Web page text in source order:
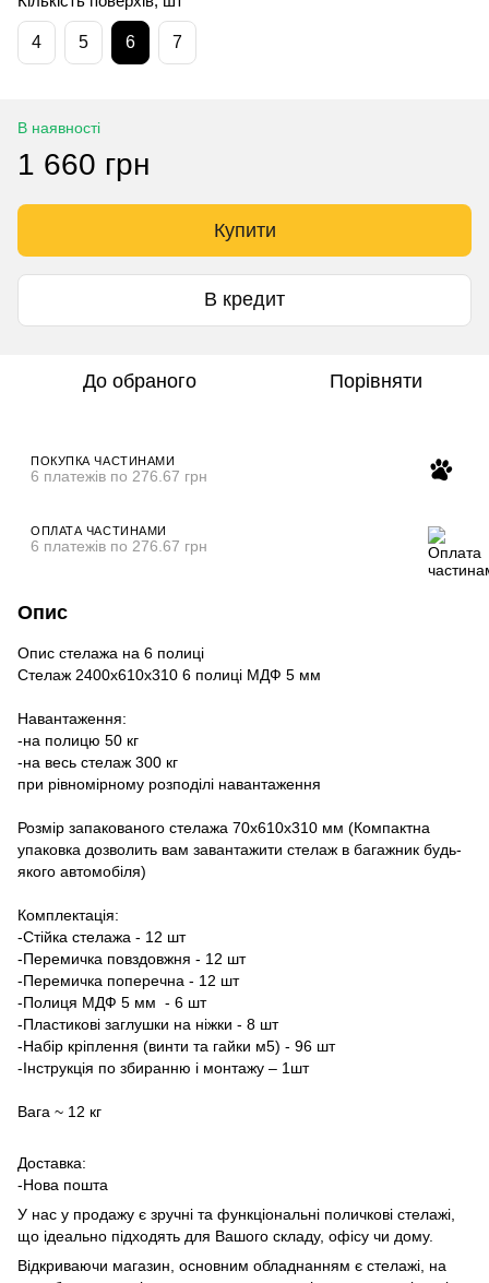
4 5 6 7
В наявності
1 660 грн
Купити
В кредит
До обраного Порівняти
ПОКУПКА ЧАСТИНАМИ
6 платежів по 276.67 грн
ОПЛАТА ЧАСТИНАМИ
6 платежів по 276.67 грн
Опис
Опис стелажа на 6 полиці
Стелаж 2400х610х310 6 полиці МДФ 5 мм
Навантаження:
-на полицю 50 кг
-на весь стелаж 300 кг
при рівномірному розподілі навантаження
Розмір запакованого стелажа 70х610х310 мм (Компактна
упаковка дозволить вам завантажити стелаж в багажник будь-
якого автомобіля)
Комплектація:
-Стійка стелажа - 12 шт
-Перемичка повздовжня - 12 шт
-Перемичка поперечна - 12 шт
-Полиця МДФ 5 мм - 6 шт
-Пластикові заглушки на ніжки - 8 шт
-Набір кріплення (винти та гайки м5) - 96 шт
-Інструкція по збиранню і монтажу – 1шт
Вага ~ 12 кг
Доставка:
-Нова пошта
У нас у продажу є зручні та функціональні поличкові стелажі,
що ідеально підходять для Вашого складу, офісу чи дому.
Відкриваючи магазин, основним обладнанням є стелажі, на